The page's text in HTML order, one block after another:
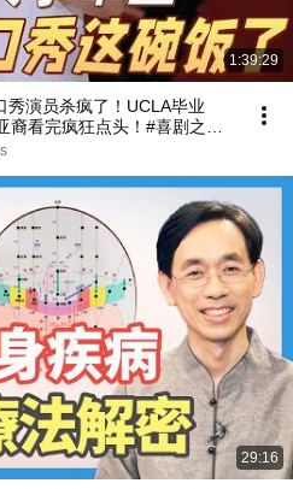
1:39:29
秀演员杀疯了！UCLA毕业
看完疯狂点头！#喜剧之王
剧 #funny #综艺
29:16